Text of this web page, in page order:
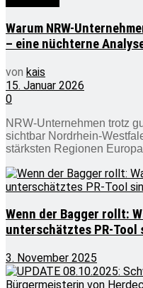
Warum NRW-
– eine nüchterne
von kais
15. Januar 2026
0
NRW-Unternehmen trotz
sichtbar Nordrhein-
stärksten Regionen
Wenn der Bagger rollt:
unterschätztes PR-Tool
3. November 2025